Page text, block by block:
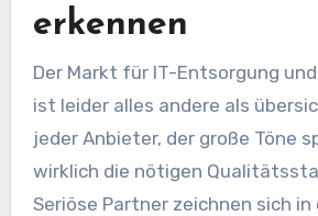
erkennen
Der Markt für IT-Entsorgung
ist leider alles andere als
jeder Anbieter, der große Töne
wirklich die nötigen
Seriöse Partner zeichnen sich in